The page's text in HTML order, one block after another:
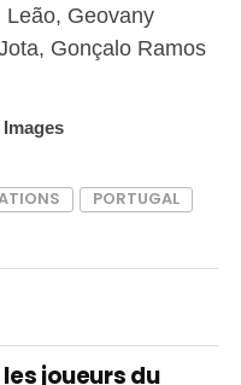
Geovany
Gonçalo Ramos
PORTUGAL
joueurs du